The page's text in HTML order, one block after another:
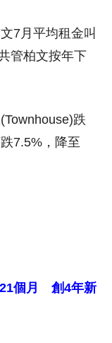
7月平均租金叫
管柏文按年下
跌
7.5%，降至
21個月 創4年新